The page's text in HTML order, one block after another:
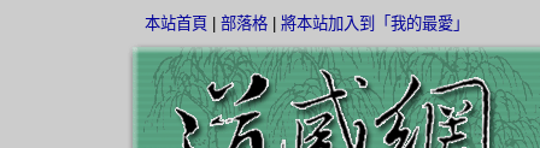
本站首頁 部落格 將本站加入到「我的最愛」